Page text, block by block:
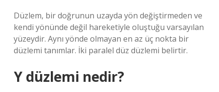
Düzlem, bir doğrunun uzayda yön değiştirmeden ve
kendi yönünde değil hareketiyle oluştuğu varsayılan
yüzeydir. Aynı yönde olmayan en az üç nokta bir
düzlemi tanımlar. İki paralel düz düzlemi belirtir.
Y düzlemi nedir?